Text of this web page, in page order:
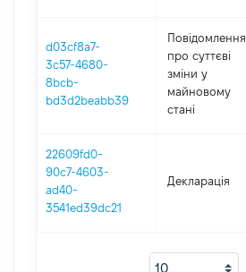
d03cf8a7-
3c57-4680-
8bcb-
bd3d2beabb39
Повідомлення
про суттєві
зміни y
майновому
стані
22609fd0-
90c7-4603-
ad40-
3541ed39dc21
Декларація